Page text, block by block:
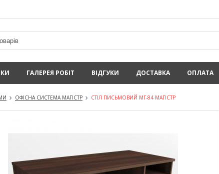
ГАЛЕРЕЯ РОБІТ ВІДГУКИ ДОСТАВКА ОПЛАТА
ОФІСНА СИСТЕМА МАГІСТР СТІЛ ПИСЬМОВИЙ МГ-84 МАГІСТР